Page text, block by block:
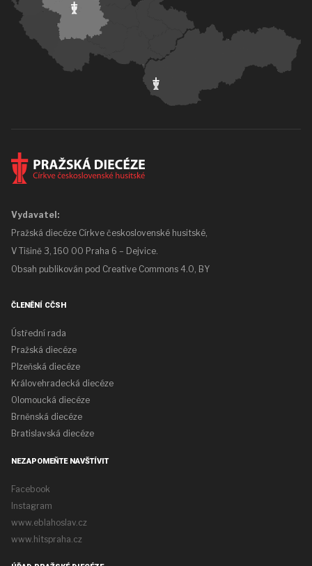
Vydavatel:
Pražská diecéze Církve československé husitské,
V Tišině 3, 160 00 Praha 6 – Dejvice.
Obsah publikován pod Creative Commons 4.0, BY
ČLENĚNÍ CČSH
Ústřední rada
Pražská diecéze
Plzeňská diecéze
Královehradecká diecéze
Olomoucká diecéze
Brněnská diecéze
Bratislavská diecéze
NEZAPOMEŇTE NAVŠTÍVIT
Facebook
Instagram
www.eblahoslav.cz
www.hitspraha.cz